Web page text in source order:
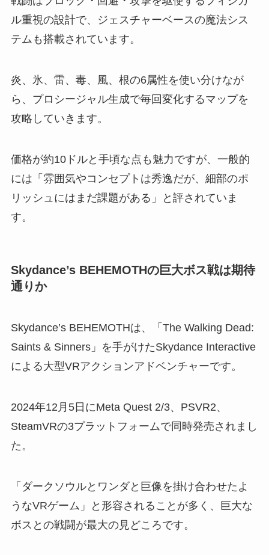
ル重視の設計で、ジェスチャーベースの魔法シス
テムも搭載されています。
炎、氷、雷、毒、風、根の6属性を使い分けなが
ら、プロシージャル生成で毎回変化するマップを
攻略していきます。
価格が約10ドルと手頃な点も魅力ですが、一般的
には「雰囲気やコンセプトは秀逸だが、細部のポ
リッシュにはまだ課題がある」と評されていま
す。
Skydance’s BEHEMOTHの巨大ボス戦は期待
通りか
Skydance’s BEHEMOTHは、「The Walking Dead:
Saints & Sinners」を手がけたSkydance Interactive
による大型VRアクションアドベンチャーです。
2024年12月5日にMeta Quest 2/3、PSVR2、
SteamVRの3プラットフォームで同時発売されまし
た。
「ダークソウルとワンダと巨像を掛け合わせたよ
うなVRゲーム」と形容されることが多く、巨大な
ボスとの戦闘が最大の見どころです。